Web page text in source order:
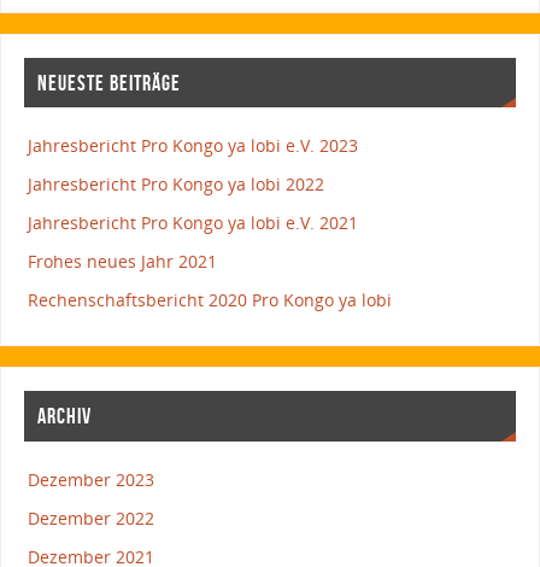
NEUESTE BEITRÄGE
Jahresbericht Pro Kongo ya lobi e.V. 2023
Jahresbericht Pro Kongo ya lobi 2022
Jahresbericht Pro Kongo ya lobi e.V. 2021
Frohes neues Jahr 2021
Rechenschaftsbericht 2020 Pro Kongo ya lobi
ARCHIV
Dezember 2023
Dezember 2022
Dezember 2021